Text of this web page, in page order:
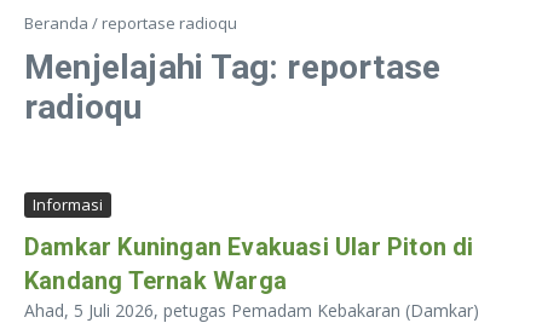
Beranda / reportase radioqu
Menjelajahi Tag: reportase
radioqu
Informasi
Damkar Kuningan Evakuasi Ular Piton di
Kandang Ternak Warga
Ahad, 5 Juli 2026, petugas Pemadam Kebakaran (Damkar)